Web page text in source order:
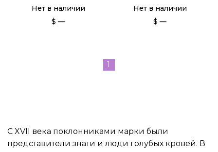
Нет в наличии
$ —
Нет в наличии
$ —
1
С XVII века поклонниками марки были
представители знати и люди голубых кровей. В